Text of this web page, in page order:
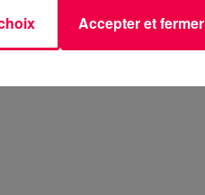
:
Accepter et fermer